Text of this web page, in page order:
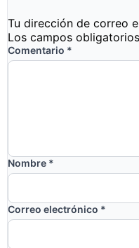
Tu dirección de correo
Los campos
Comentario *
Nombre *
Correo electrónico *